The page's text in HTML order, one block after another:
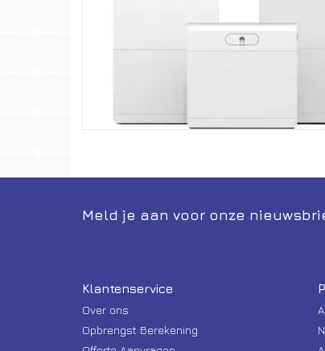
Meld je aan voor onze
Klantenservice
Over ons
Opbrengst Berekening